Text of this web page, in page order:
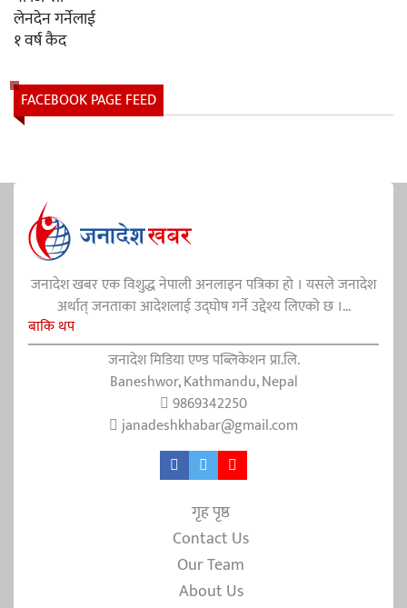
FACEBOOK PAGE FEED
जनादेश खबर एक विशुद्ध नेपाली अनलाइन पत्रिका हो । यसले जनादेश
अर्थात् जनताका आदेशलाई उद्घोष गर्ने उद्देश्य लिएको छ ।...
बाकि थप
जनादेश मिडिया एण्ड पब्लिकेशन प्रा.लि.
Baneshwor, Kathmandu, Nepal
9869342250
janadeshkhabar@gmail.com
गृह पृष्ठ
Contact Us
Our Team
About Us